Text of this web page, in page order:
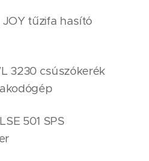
tűzifa hasító
3230 csúszókerék
501 SPS